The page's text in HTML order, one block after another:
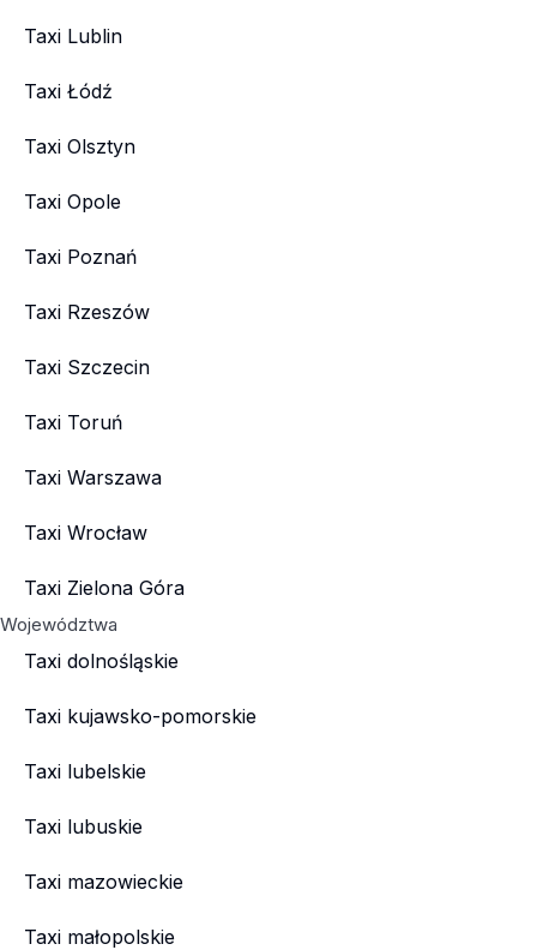
Taxi Lublin
Taxi Łódź
Taxi Olsztyn
Taxi Opole
Taxi Poznań
Taxi Rzeszów
Taxi Szczecin
Taxi Toruń
Taxi Warszawa
Taxi Wrocław
Taxi Zielona Góra
Województwa
Taxi dolnośląskie
Taxi kujawsko-pomorskie
Taxi lubelskie
Taxi lubuskie
Taxi mazowieckie
Taxi małopolskie